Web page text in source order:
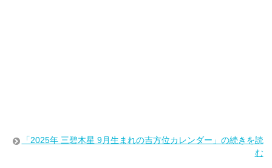
「2025年 三碧木星 9月生まれの吉方位カレンダー」の続きを読
む